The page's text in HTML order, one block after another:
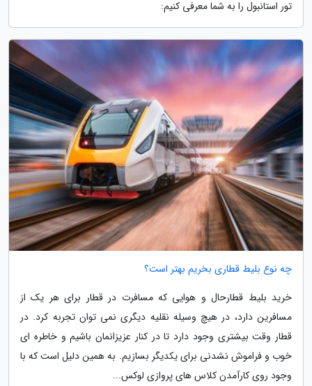
تور استانبول را به شما معرفی کنیم:
چه نوع بلیط قطاری بخریم بهتر است؟
خرید بلیط قطارحال و هوایی که مسافرت در قطار برای هر یک از
مسافرین دارد، در هیچ وسیله نقلیه دیگری نمی توان تجربه کرد. در
قطار وقت بیشتری وجود دارد تا در کنار عزیزانمان باشیم و خاطره ای
خوب و فراموش نشدنی برای یکدیگر بسازیم. به همین دلیل است که با
وجود روی کارآمدن کلاس های پروازی لوکس...